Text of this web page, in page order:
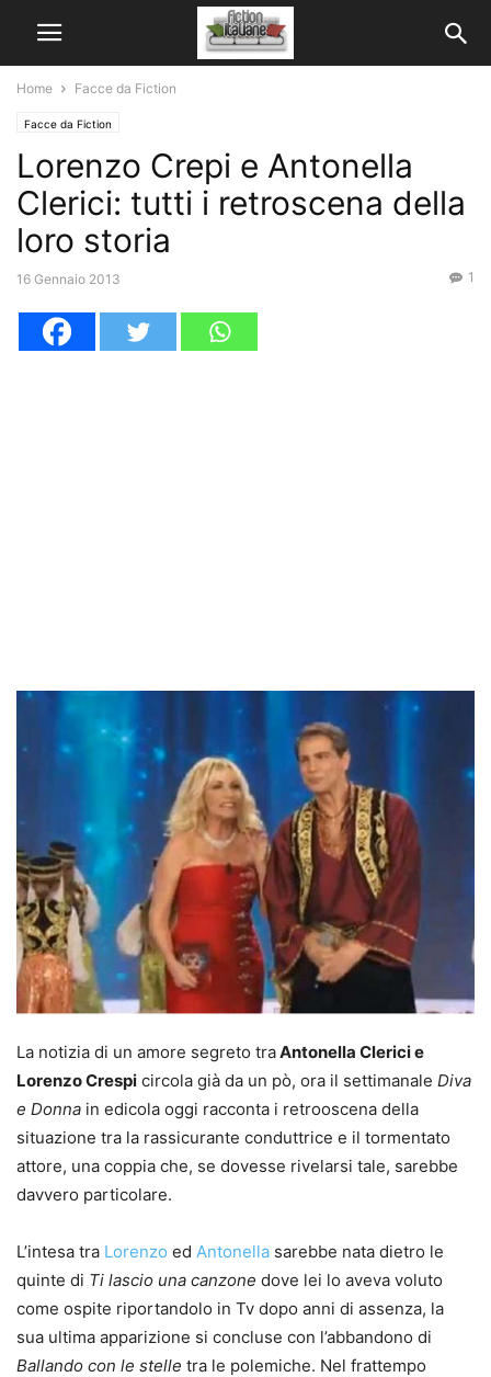
Home Facce da Fiction
Facce da Fiction
Lorenzo Crepi e Antonella
Clerici: tutti i retroscena della
loro storia
16 Gennaio 2013 1
La notizia di un amore segreto traAntonella Clerici e
Lorenzo Crespi circola già da un pò, ora il settimanale Diva
e Donna in edicola oggi racconta i retrooscena della
situazione tra la rassicurante conduttrice e il tormentato
attore, una coppia che, se dovesse rivelarsi tale, sarebbe
davvero particolare.
L’intesa tra Lorenzo ed Antonella sarebbe nata dietro le
quinte di Ti lascio una canzone dove lei lo aveva voluto
come ospite riportandolo in Tv dopo anni di assenza, la
sua ultima apparizione si concluse con l’abbandono di
Ballando con le stelle tra le polemiche. Nel frattempo